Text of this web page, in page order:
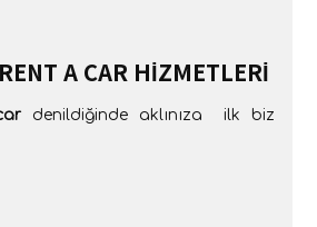
A CAR HIZMETLERI
denildiğinde aklınıza ilk biz